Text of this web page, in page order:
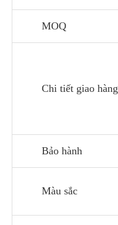
MOQ
Chi tiết giao hàng
Bảo hành
Màu sắc